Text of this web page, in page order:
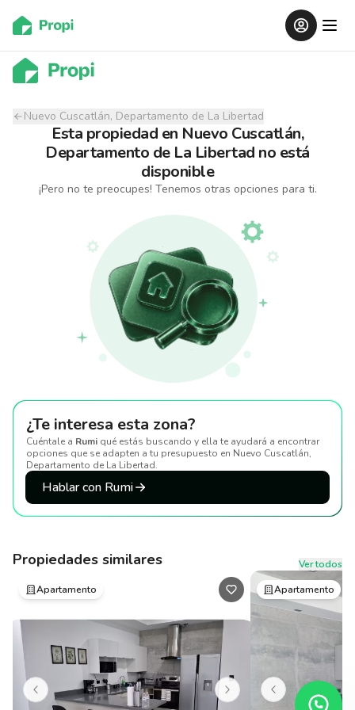
Nuevo Cuscatlán, Departamento de La Libertad
Esta propiedad en Nuevo Cuscatlán,
Departamento de La Libertad no está
disponible
¡Pero no te preocupes! Tenemos otras opciones para ti.
¿Te interesa esta zona?
Cuéntale a Rumi qué estás buscando y ella te ayudará a encontrar
opciones que se adapten a tu presupuesto en Nuevo Cuscatlán,
Departamento de La Libertad.
Hablar con Rumi
Propiedades similares
Ver todos
Apartamento
Apartamento